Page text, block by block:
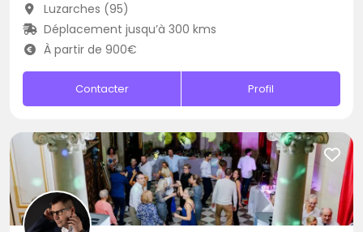
Luzarches (95)
Déplacement jusqu’à 300 kms
À partir de 900€
Contacter Profil